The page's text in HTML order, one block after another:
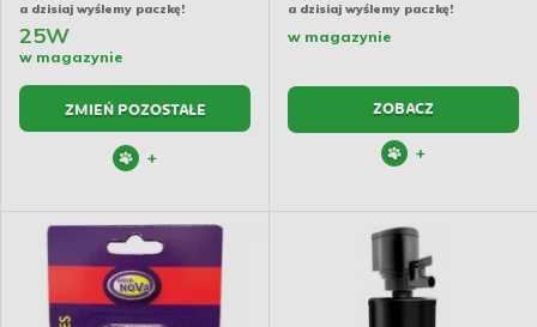
a dzisiaj wyślemy paczkę!
25W
w magazynie
ZMIEŃ POZOSTAŁE
+
a dzisiaj wyślemy paczkę!
w magazynie
ZOBACZ
+